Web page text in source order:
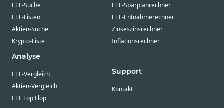
ETF-Suche
ETF-Listen
Aktien-Suche
Krypto-Liste
Analyse
ETF-Vergleich
Aktien-Vergleich
ETF Top Flop
ETF-Sparplanrechner
ETF-Entnahmerechner
Zinseszinsrechner
Inflationsrechner
Support
Kontakt